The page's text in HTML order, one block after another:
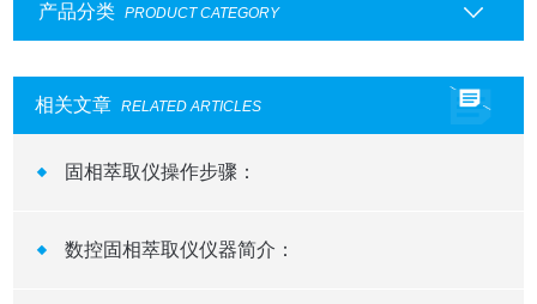
产品分类 PRODUCT CATEGORY
相关文章 RELATED ARTICLES
固相萃取仪操作步骤：
数控固相萃取仪仪器简介：